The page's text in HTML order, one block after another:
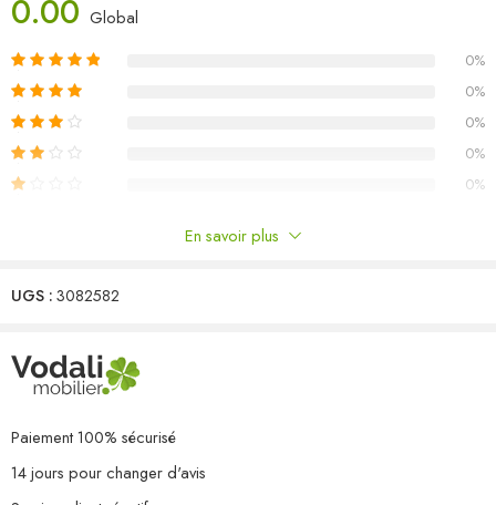
Capacité de charge maximale (par siège) : 110 kg
6 x canapé d’angle
0.00 Global
0%
0%
0%
0%
0%
Il n'y a pas encore de critiques.
En savoir plus
UGS :3082582
Paiement 100% sécurisé
14 jours pour changer d'avis